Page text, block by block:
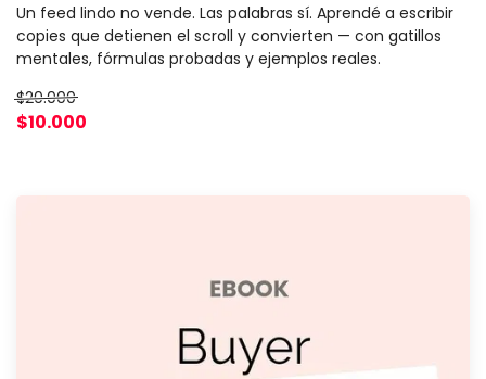
Un feed lindo no vende. Las palabras sí. Aprendé a escribir
copies que detienen el scroll y convierten — con gatillos
mentales, fórmulas probadas y ejemplos reales.
$20.000
$10.000